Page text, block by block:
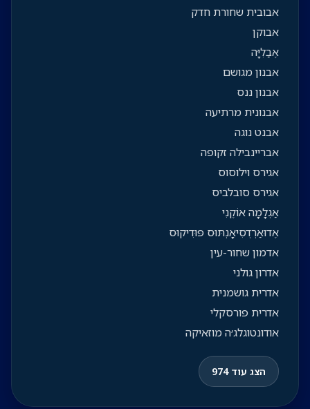
אבובית שחורת חדק
אבוקן
אֶבַלִיָּה
אבנון מגושם
אבנון ננס
אבנונית מרתיעה
אבנט נוגה
אבריינבילה זקופה
אגירס וילוסוס
אגירס סובלביס
אַגְלָמָה אוֹקֶנִי
אֶדוּאַרְדְסִיאָנְתּוּס פּוּדִיקוּס
אדמון שחור-עין
אדרון גולני
אדרית גושמנית
אדרית פורסקלי
אודונטוגלג׳ה מוזאיקה
הצג עוד 974